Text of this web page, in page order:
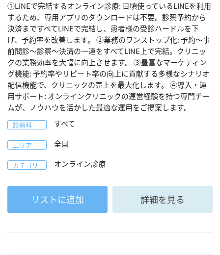
①LINEで完結するオンライン診療: 日頃使っているLINEを利用
するため、専用アプリのダウンロードは不要。診察予約から
決済まですべてLINEで完結し、患者様の受診ハードルを下
げ、予約率を改善します。 ②業務のワンストップ化: 予約〜事
前問診〜診察〜決済の一連をすべてLINE上で完結。クリニッ
クの業務効率を大幅に向上させます。 ③豊富なマーケティン
グ機能: 予約率やリピート率の向上に貢献する多様なシナリオ
配信機能で、クリニックの売上を最大化します。 ④導入・運
用サポート: オンラインクリニックの運営経験を持つ専門チー
ムが、ノウハウを活かした最適な運用をご提案します。
診療科 すべて
エリア 全国
カテゴリ オンライン診療
リストに追加 詳細を見る